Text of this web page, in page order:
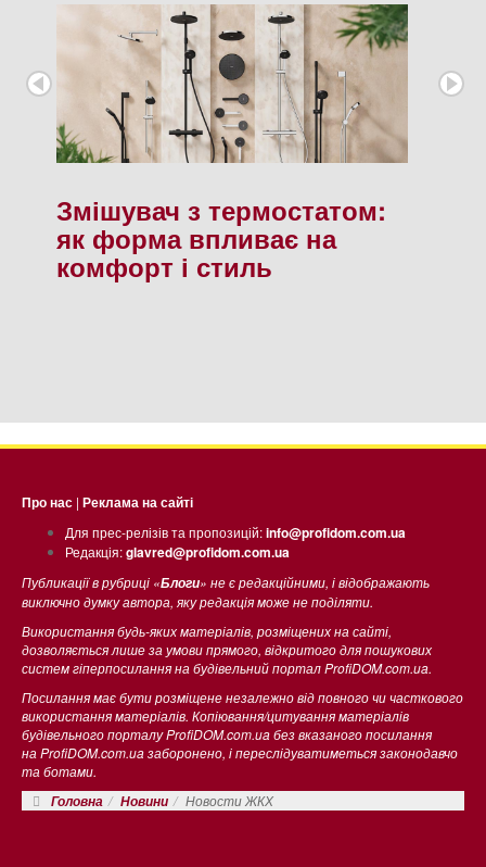
Змішувач з термостатом:
як форма впливає на
комфорт і стиль
Про нас | Реклама на сайті
Для прес-релізів та пропозицій:info@profidom.com.ua
Редакція:glavred@profidom.com.ua
Публикації в рубриці «Блоги» не є редакційними, і відображають
виключно думку автора, яку редакція може не поділяти.
Використання будь-яких матеріалів, розміщених на сайті,
дозволяється лише за умови прямого, відкритого для пошукових
систем гіперпосилання на будівельний портал ProfiDOM.com.ua.
Посилання має бути розміщене незалежно від повного чи часткового
використання матеріалів. Копіювання/цитування матеріалів
будівельного порталу ProfiDOM.com.ua без вказаного посилання
на ProfiDOM.com.ua заборонено, і переслідуватиметься законодавчо
та ботами.
Головна
Новини Новости ЖКХ